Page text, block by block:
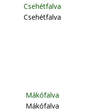
Csehétfalva
Csehétfalva
Mákófalva
Mákófalva